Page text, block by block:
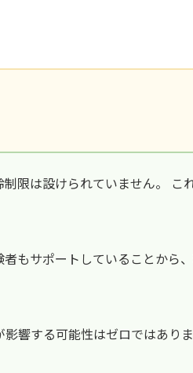
限は設けられていません。 こ
もサポートしていることから
響する可能性はゼロではあり